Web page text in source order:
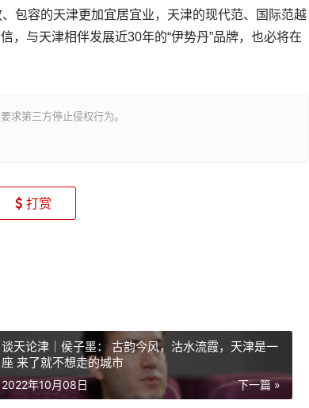
包容的天津更加宜居宜业，天津的现代范、国际范越
，与天津相伴发展近30年的“伊势丹”品牌，也必将在
求第三方停止侵权行为。
打赏
谈天论津｜侯子墨： 古韵今风，沽水流霞，天津是一
座 来了就不想走的城市
下一篇 »
2022年10月08日